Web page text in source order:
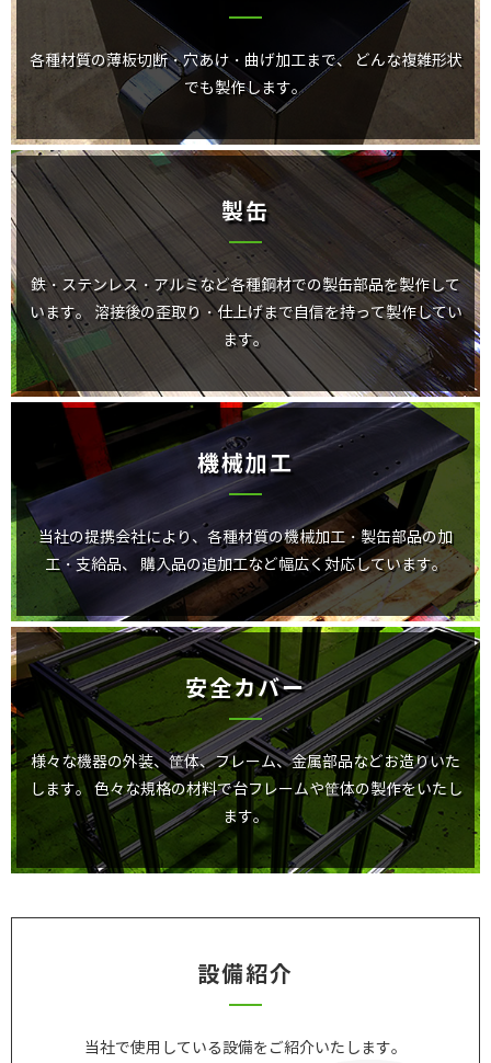
各種材質の薄板切断・穴あけ・曲げ加工まで、 どんな複雑形状
でも製作します。
製缶
鉄・ステンレス・アルミなど各種鋼材での製缶部品を製作して
います。
溶接後の歪取り・仕上げまで自信を持って製作してい
ます。
機械加工
当社の提携会社により、各種材質の機械加工・製缶部品の加
工・支給品、
購入品の追加工など幅広く対応しています。
安全カバー
様々な機器の外装、筐体、フレーム、金属部品などお造りいた
します。 色々な規格の材料で台フレームや筐体の製作をいたし
ます。
設備紹介
当社で使用している設備をご紹介いたします。